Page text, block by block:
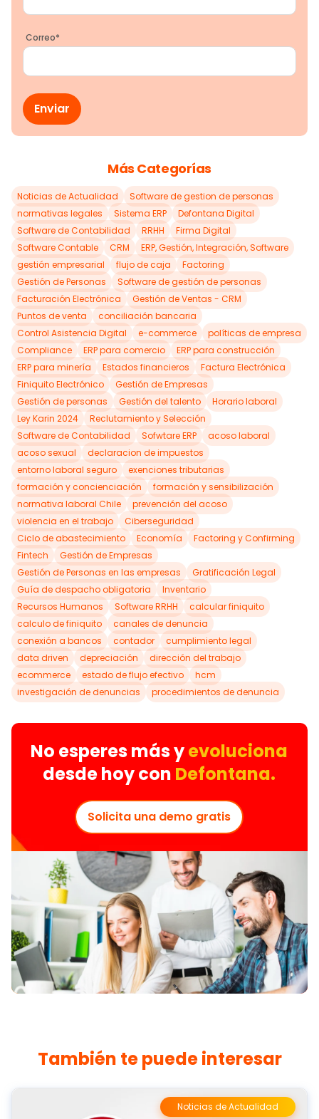
Correo*
Más Categorías
Noticias de Actualidad
Software de gestion de personas
normativas legales
Sistema ERP
Defontana Digital
Software de Contabilidad
RRHH
Firma Digital
Software Contable
CRM
ERP, Gestión, Integración, Software
gestión empresarial
flujo de caja
Factoring
Gestión de Personas
Software de gestión de personas
Facturación Electrónica
Gestión de Ventas - CRM
Puntos de venta
conciliación bancaria
Control Asistencia Digital
e-commerce
políticas de empresa
Compliance
ERP para comercio
ERP para construcción
ERP para minería
Estados financieros
Factura Electrónica
Finiquito Electrónico
Gestión de Empresas
Gestión de personas
Gestión del talento
Horario laboral
Ley Karin 2024
Reclutamiento y Selección
Software de Contabilidad
Sofwtare ERP
acoso laboral
acoso sexual
declaracion de impuestos
entorno laboral seguro
exenciones tributarias
formación y concienciación
formación y sensibilización
normativa laboral Chile
prevención del acoso
violencia en el trabajo
Ciberseguridad
Ciclo de abastecimiento
Economía
Factoring y Confirming
Fintech
Gestión de Empresas
Gestión de Personas en las empresas
Gratificación Legal
Guía de despacho obligatoria
Inventario
Recursos Humanos
Software RRHH
calcular finiquito
calculo de finiquito
canales de denuncia
conexión a bancos
contador
cumplimiento legal
data driven
depreciación
dirección del trabajo
ecommerce
estado de flujo efectivo
hcm
investigación de denuncias
procedimientos de denuncia
No esperes más yevoluciona
desde hoy con Defontana.
Solicita una demo gratis
También te puede interesar
Noticias de Actualidad